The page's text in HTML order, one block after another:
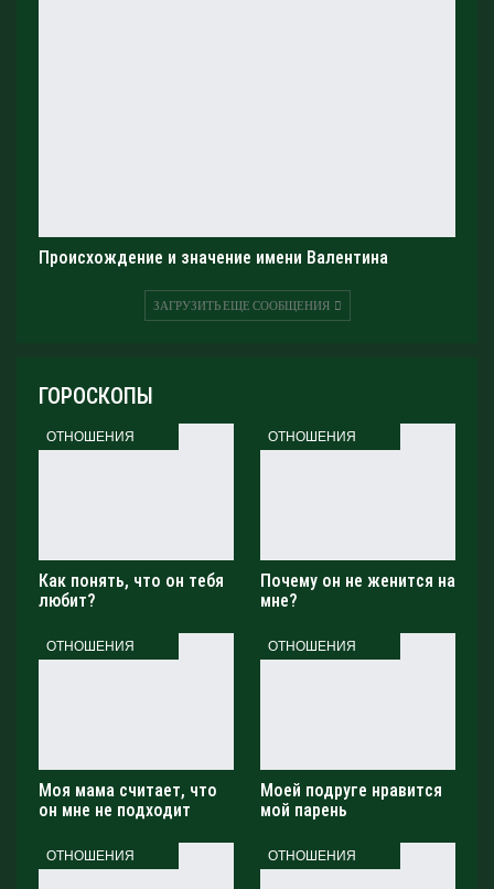
Происхождение и значение имени Валентина
ЗАГРУЗИТЬ ЕЩЕ СООБЩЕНИЯ
ГОРОСКОПЫ
ОТНОШЕНИЯ
Как понять, что он тебя
любит?
ОТНОШЕНИЯ
Почему он не женится на
мне?
ОТНОШЕНИЯ
Моя мама считает, что
он мне не подходит
ОТНОШЕНИЯ
Моей подруге нравится
мой парень
ОТНОШЕНИЯ ОТНОШЕНИЯ